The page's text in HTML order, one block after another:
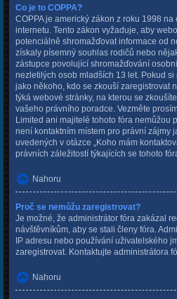
Co je to COPPA?
COPPA je americký zákon z roku 1998
internetu. Tento zákon vyžaduje, aby
potenciálně shromažďovat informace od
získaly písemný souhlas rodičů nebo
zástupce povolující shromažďování
nezletilých osob mladších 13 let. Pokud si
jako někoho, kdo se zkouší zaregistrovat
týká webové stránky, na kterou se
vašeho právního poradce. Vezměte
Limited ani majitelé tohoto fóra nemůžou
není kontaktním místem pro právní zájmy
uvedených v otázce „Koho mám
právních záležitostí týkajících se tohoto
Nahoru
Proč se nemůžu zaregistrovat?
Je možné, že administrátor fóra zakázal
návštěvníkům, aby se stali členy fóra.
IP adresu nebo používání uživatelského
zaregistrovat. Kontaktujte administrátora
Nahoru